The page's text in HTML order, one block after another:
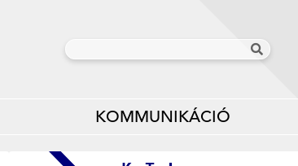
KOMMUNIKÁCIÓ